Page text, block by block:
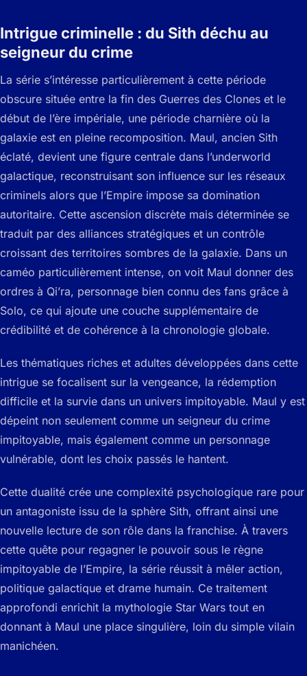
Intrigue criminelle : du Sith déchu au
seigneur du crime
La série s’intéresse particulièrement à cette période
obscure située entre la fin des Guerres des Clones et le
début de l’ère impériale, une période charnière où la
galaxie est en pleine recomposition. Maul, ancien Sith
éclaté, devient une figure centrale dans l’underworld
galactique, reconstruisant son influence sur les réseaux
criminels alors que l’Empire impose sa domination
autoritaire. Cette ascension discrète mais déterminée se
traduit par des alliances stratégiques et un contrôle
croissant des territoires sombres de la galaxie. Dans un
caméo particulièrement intense, on voit Maul donner des
ordres à Qi’ra, personnage bien connu des fans grâce à
Solo, ce qui ajoute une couche supplémentaire de
crédibilité et de cohérence à la chronologie globale.
Les thématiques riches et adultes développées dans cette
intrigue se focalisent sur la vengeance, la rédemption
difficile et la survie dans un univers impitoyable. Maul y est
dépeint non seulement comme un seigneur du crime
impitoyable, mais également comme un personnage
vulnérable, dont les choix passés le hantent.
Cette dualité crée une complexité psychologique rare pour
un antagoniste issu de la sphère Sith, offrant ainsi une
nouvelle lecture de son rôle dans la franchise. À travers
cette quête pour regagner le pouvoir sous le règne
impitoyable de l’Empire, la série réussit à mêler action,
politique galactique et drame humain. Ce traitement
approfondi enrichit la mythologie Star Wars tout en
donnant à Maul une place singulière, loin du simple vilain
manichéen.